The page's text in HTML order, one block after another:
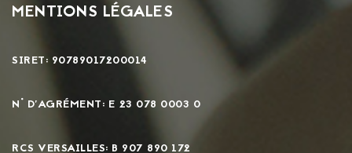
MENTIONS LÉGALES
SIRET: 90789017200014
N° D'AGRÉMENT: E 23 078 0003 0
RCS VERSAILLES: B 907 890 172